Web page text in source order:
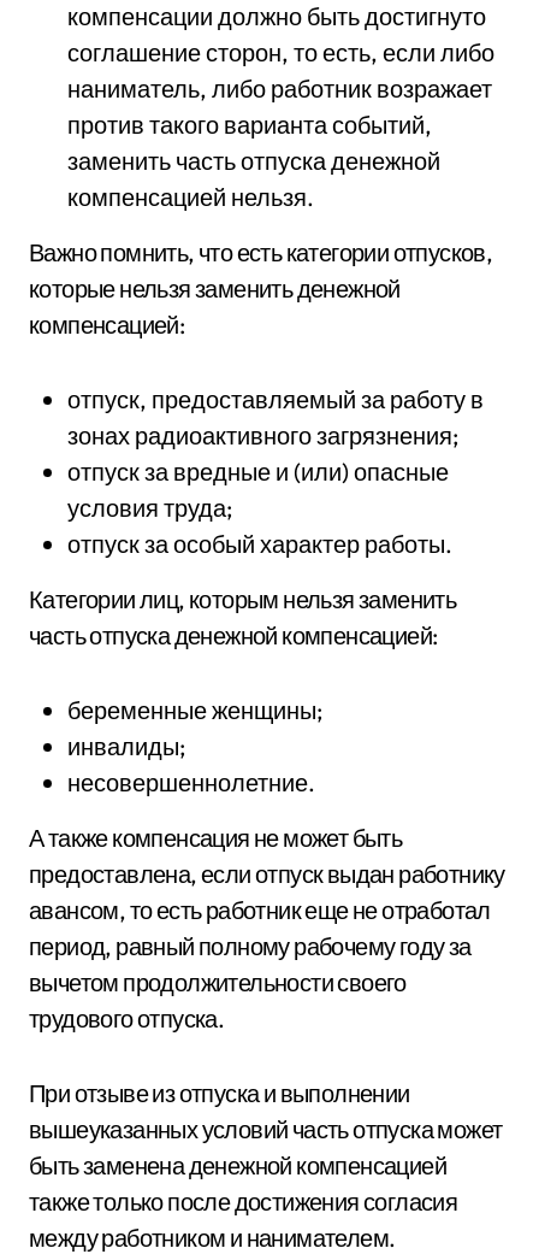
компенсации должно быть достигнуто
соглашение сторон, то есть, если либо
наниматель, либо работник возражает
против такого варианта событий,
заменить часть отпуска денежной
компенсацией нельзя.
Важно помнить, что есть категории отпусков,
которые нельзя заменить денежной
компенсацией:
отпуск, предоставляемый за работу в
зонах радиоактивного загрязнения;
отпуск за вредные и (или) опасные
условия труда;
отпуск за особый характер работы.
Категории лиц, которым нельзя заменить
часть отпуска денежной компенсацией:
беременные женщины;
инвалиды;
несовершеннолетние.
А также компенсация не может быть
предоставлена, если отпуск выдан работнику
авансом, то есть работник еще не отработал
период, равный полному рабочему году за
вычетом продолжительности своего
трудового отпуска.
При отзыве из отпуска и выполнении
вышеуказанных условий часть отпуска может
быть заменена денежной компенсацией
также только после достижения согласия
между работником и нанимателем.